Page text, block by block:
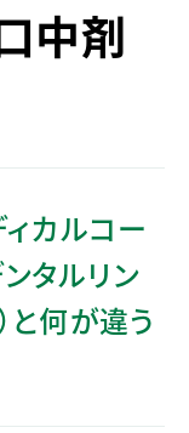
中剤
ィカルコー
タルリン
と何が違う